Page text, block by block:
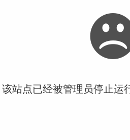
站点已经被管理员停止运